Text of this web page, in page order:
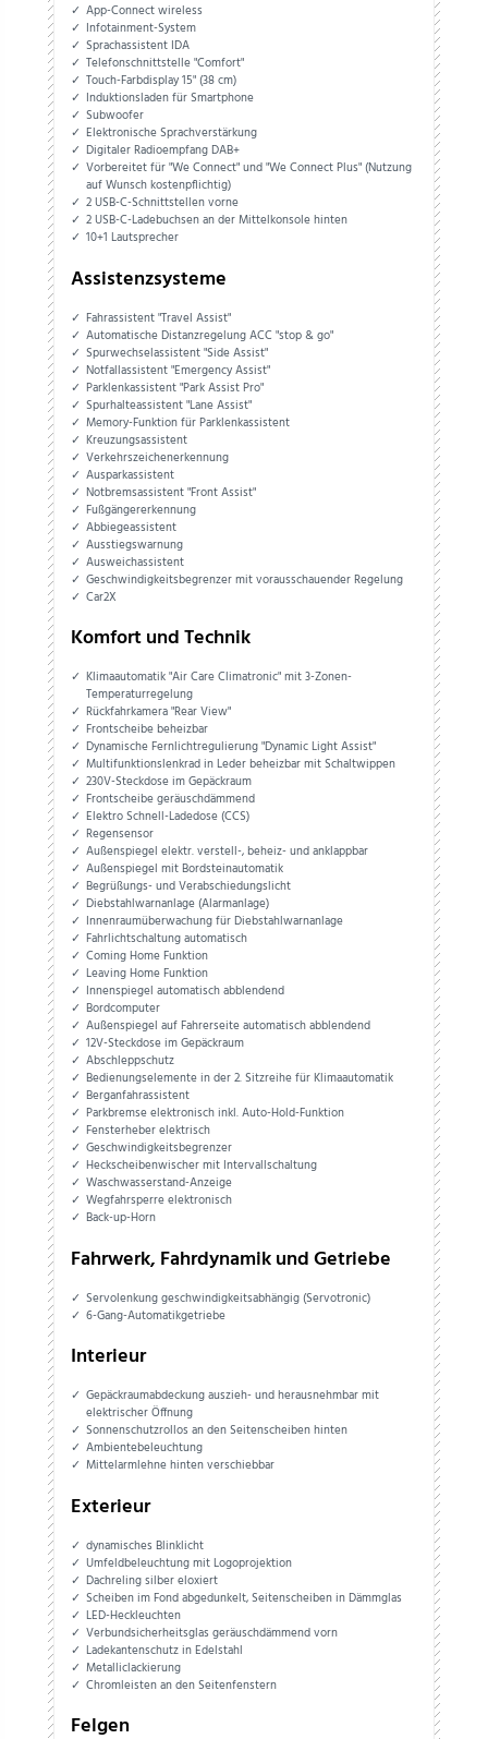
App-Connect wireless
Infotainment-System
Sprachassistent IDA
Telefonschnittstelle "Comfort"
Touch-Farbdisplay 15" (38 cm)
Induktionsladen für Smartphone
Subwoofer
Elektronische Sprachverstärkung
Digitaler Radioempfang DAB+
Vorbereitet für "We Connect" und "We Connect Plus" (Nutzung
auf Wunsch kostenpflichtig)
2 USB-C-Schnittstellen vorne
2 USB-C-Ladebuchsen an der Mittelkonsole hinten
10+1 Lautsprecher
Assistenzsysteme
Fahrassistent "Travel Assist"
Automatische Distanzregelung ACC "stop & go"
Spurwechselassistent "Side Assist"
Notfallassistent "Emergency Assist"
Parklenkassistent "Park Assist Pro"
Spurhalteassistent "Lane Assist"
Memory-Funktion für Parklenkassistent
Kreuzungsassistent
Verkehrszeichenerkennung
Ausparkassistent
Notbremsassistent "Front Assist"
Fußgängererkennung
Abbiegeassistent
Ausstiegswarnung
Ausweichassistent
Geschwindigkeitsbegrenzer mit vorausschauender Regelung
Car2X
Komfort und Technik
Klimaautomatik "Air Care Climatronic" mit 3-Zonen-
Temperaturregelung
Rückfahrkamera "Rear View"
Frontscheibe beheizbar
Dynamische Fernlichtregulierung "Dynamic Light Assist"
Multifunktionslenkrad in Leder beheizbar mit Schaltwippen
230V-Steckdose im Gepäckraum
Frontscheibe geräuschdämmend
Elektro Schnell-Ladedose (CCS)
Regensensor
Außenspiegel elektr. verstell-, beheiz- und anklappbar
Außenspiegel mit Bordsteinautomatik
Begrüßungs- und Verabschiedungslicht
Diebstahlwarnanlage (Alarmanlage)
Innenraumüberwachung für Diebstahlwarnanlage
Fahrlichtschaltung automatisch
Coming Home Funktion
Leaving Home Funktion
Innenspiegel automatisch abblendend
Bordcomputer
Außenspiegel auf Fahrerseite automatisch abblendend
12V-Steckdose im Gepäckraum
Abschleppschutz
Bedienungselemente in der 2. Sitzreihe für Klimaautomatik
Berganfahrassistent
Parkbremse elektronisch inkl. Auto-Hold-Funktion
Fensterheber elektrisch
Geschwindigkeitsbegrenzer
Heckscheibenwischer mit Intervallschaltung
Waschwasserstand-Anzeige
Wegfahrsperre elektronisch
Back-up-Horn
Fahrwerk, Fahrdynamik und Getriebe
Servolenkung geschwindigkeitsabhängig (Servotronic)
6-Gang-Automatikgetriebe
Interieur
Gepäckraumabdeckung auszieh- und herausnehmbar mit
elektrischer Öffnung
Sonnenschutzrollos an den Seitenscheiben hinten
Ambientebeleuchtung
Mittelarmlehne hinten verschiebbar
Exterieur
dynamisches Blinklicht
Umfeldbeleuchtung mit Logoprojektion
Dachreling silber eloxiert
Scheiben im Fond abgedunkelt, Seitenscheiben in Dämmglas
LED-Heckleuchten
Verbundsicherheitsglas geräuschdämmend vorn
Ladekantenschutz in Edelstahl
Metalliclackierung
Chromleisten an den Seitenfenstern
Felgen